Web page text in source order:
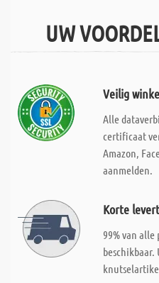
UW
Veilig
Alle
certificaat
Amazon,
aanmelden.
Korte
99% van
beschikbaar.